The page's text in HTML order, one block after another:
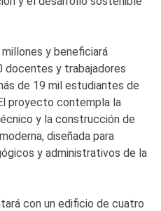
y beneficiará
docentes y trabajadores
de 19 mil estudiantes de
proyecto contempla la
y la construcción de
diseñada para
y administrativos de la
con un edificio de cuatro